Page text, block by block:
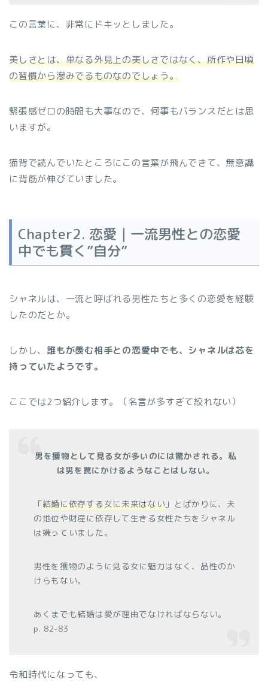
この言葉に、非常にドキッとしました。
美しさとは、単なる外見上の美しさではなく、所作や日頃
の習慣から滲みでるものなのでしょう。
緊張感ゼロの時間も大事なので、何事もバランスだとは思
いますが。
猫背で読んでいたところにこの言葉が飛んできて、無意識
に背筋が伸びていました。
Chapter2. 恋愛｜一流男性との恋愛
中でも貫く”自分”
シャネルは、一流と呼ばれる男性たちと多くの恋愛を経験
したのだとか。
しかし、 誰もが羨む相手との恋愛中でも、シャネルは芯を
持っていたようです。
ここでは2つ紹介します。（名言が多すぎて絞れない）
男を獲物として見る女が多いのには驚かされる。私
は男を罠にかけるようなことはしない。
「結婚に依存する女に未来はない 」とばかりに、夫
の地位や財産に依存して生きる女性たちをシャネル
は嫌っていました。
男性を獲物のように見る女に魅力はなく、品性のか
けらもない。
あくまでも結婚は愛が理由でなければならない。
p. 82-83
令和時代になっても、